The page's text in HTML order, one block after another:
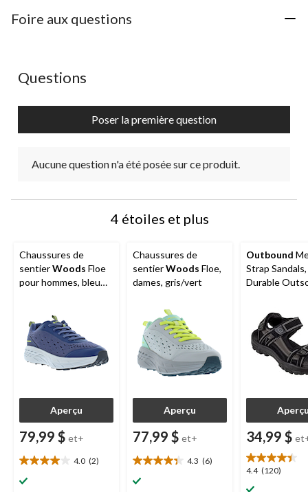
Foire aux questions
Aucune question n'a été posée sur ce produit.
Questions
Poser la première question
Aucune question n'a été posée sur ce produit.
4 étoiles et plus
Chaussures de
sentierWoods Floe
pour hommes, bleu
Aperçu
79,99 $ et+
4.0 (2)
4.0
étoile(s)
Chaussures de
sentierWoods Floe,
dames, gris/vert
Aperçu
77,99 $ et+
4.3 (6)
4.3
étoile(s)
Outbound
Strap Sandals,
Durable
34,99 $
4.4 (120)
4.4
étoile(s)